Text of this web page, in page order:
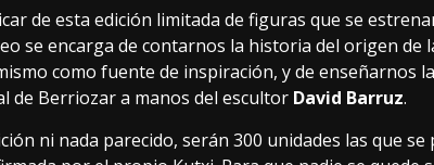
de esta edición limitada de figuras que se
se encarga de contarnos la historia del origen de
como fuente de inspiración, y de enseñarnos
de Berriozar a manos del escultor David Barruz.
ni nada parecido, serán 300 unidades las que se